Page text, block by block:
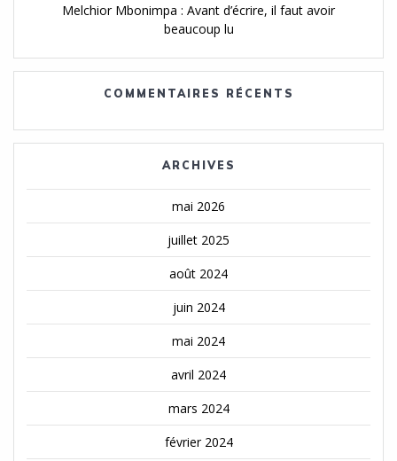
Melchior Mbonimpa : Avant d’écrire, il faut avoir
beaucoup lu
COMMENTAIRES RÉCENTS
ARCHIVES
mai 2026
juillet 2025
août 2024
juin 2024
mai 2024
avril 2024
mars 2024
février 2024